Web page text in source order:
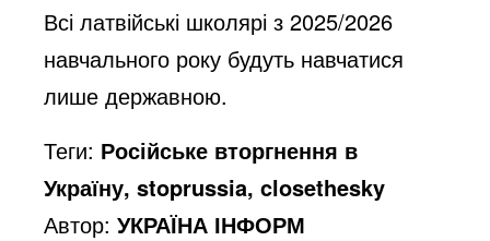
Всі латвійські школярі з 2025/2026
навчального року будуть навчатися
лише державною.
Теги: Російське вторгнення в
Україну, stoprussia, closethesky
Автор:УКРАЇНА ІНФОРМ